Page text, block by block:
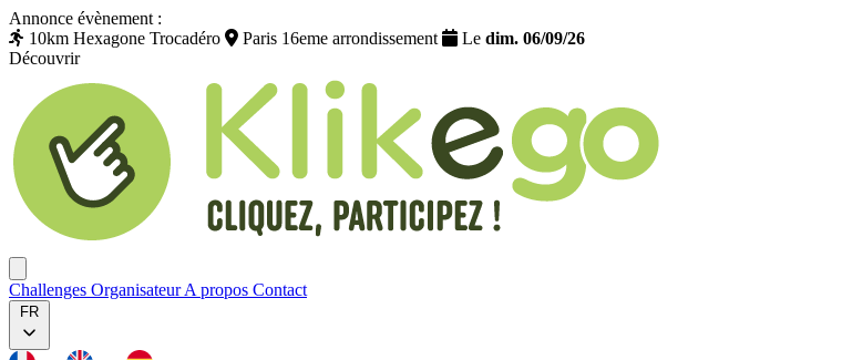
Annonce évènement :
10km Hexagone Trocadéro
Paris 16eme arrondissement Le dim. 06/09/26
Découvrir
Challenges OrganisateurA propos Contact
FR